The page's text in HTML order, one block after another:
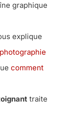
graphique
explique
comment
traite